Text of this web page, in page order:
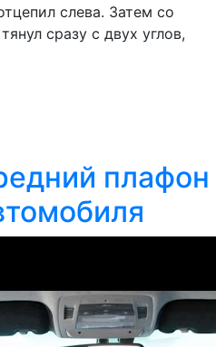
слева. Затем со
сразу с двух углов,
плафон